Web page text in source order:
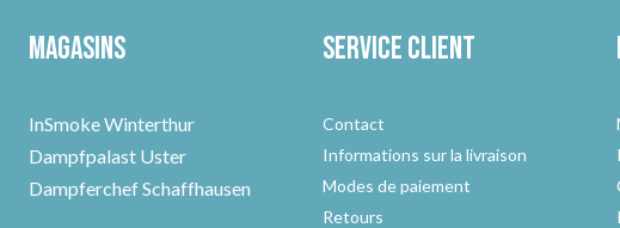
Magasins
InSmoke Winterthur
Dampfpalast Uster
Dampferchef Schaffhausen
Service client
Contact
Informations sur la livraison
Modes de paiement
Retours